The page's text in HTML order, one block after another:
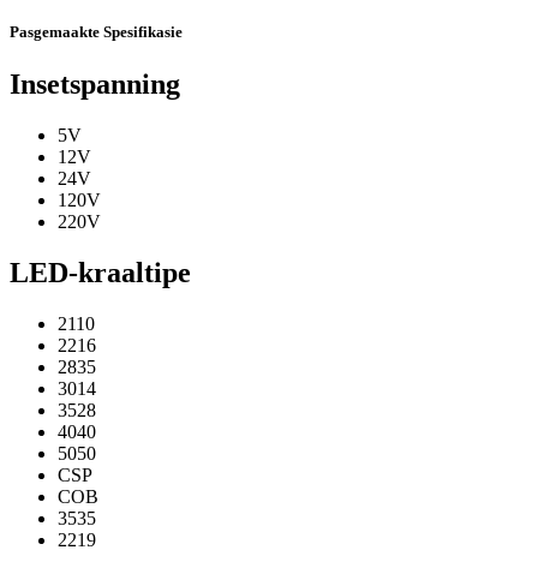
Pasgemaakte Spesifikasie
Insetspanning
5V
12V
24V
120V
220V
LED-kraaltipe
2110
2216
2835
3014
3528
4040
5050
CSP
COB
3535
2219